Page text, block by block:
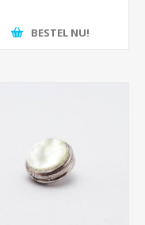
BESTEL NU!